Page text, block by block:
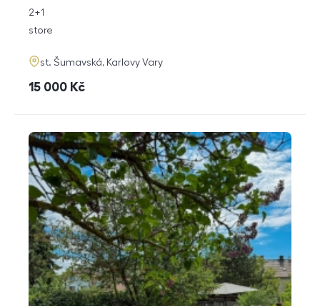
rozměry
2+1
funkce
store
adresa
st. Šumavská, Karlovy Vary
cena
15 000 Kč